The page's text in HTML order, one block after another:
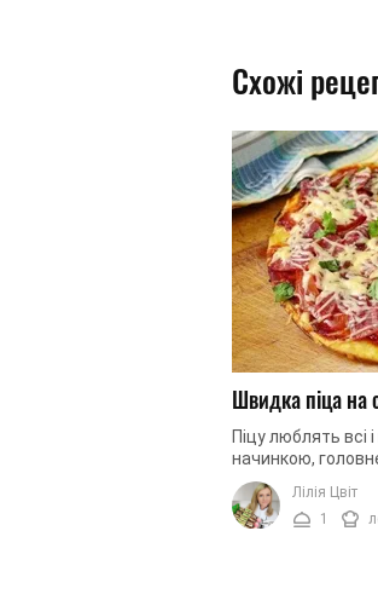
Схожі
Швидка піца на
Піцу люблять всі
начинкою,
випадку, що може
приготувати її
Лілія Цвіт
1